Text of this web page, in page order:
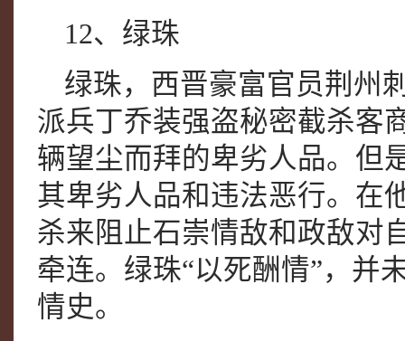
12、绿珠
绿珠，西晋豪富官员荆州
派兵丁乔装强盗秘密截杀客
辆望尘而拜的卑劣人品。但
其卑劣人品和违法恶行。在
杀来阻止石崇情敌和政敌对
牵连。绿珠“以死酬情”，并
情史。